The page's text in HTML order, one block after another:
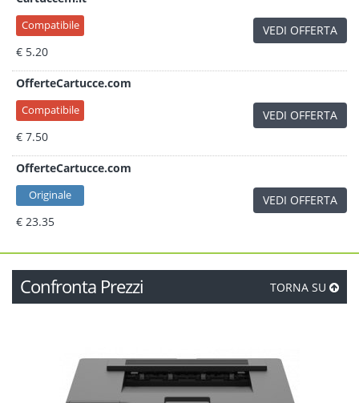
Compatibile
€ 5.20
VEDI OFFERTA
OfferteCartucce.com
Compatibile
€ 7.50
VEDI OFFERTA
OfferteCartucce.com
Originale
€ 23.35
VEDI OFFERTA
Confronta Prezzi TORNA SU